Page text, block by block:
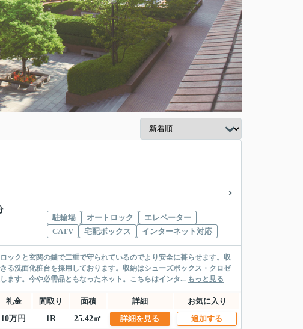
駐輪場 オートロック
エレベーター
CATV
宅配ボックス インターネット対応
ックと玄関の鍵で二重で守られているのでより安全に暮らせます。収
る洗面化粧台を採用しております。収納はシューズボックス・クロゼ
ます。今や必需品ともなったネット。こちらはインタ... もっと見る
礼金 間取り 面積 詳細
お気に入り
10万円 1R 25.42㎡ 詳細を見る 追加する